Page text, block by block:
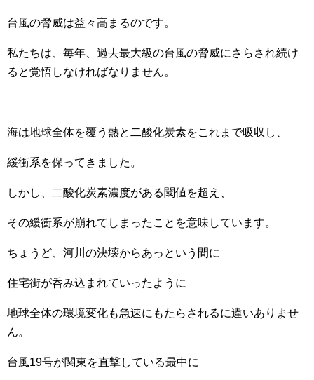
台風の脅威は益々高まるのです。
私たちは、毎年、過去最大級の台風の脅威にさらされ続け
ると覚悟しなければなりません。
海は地球全体を覆う熱と二酸化炭素をこれまで吸収し、
緩衝系を保ってきました。
しかし、二酸化炭素濃度がある閾値を超え、
その緩衝系が崩れてしまったことを意味しています。
ちょうど、河川の決壊からあっという間に
住宅街が呑み込まれていったように
地球全体の環境変化も急速にもたらされるに違いありませ
ん。
台風19号が関東を直撃している最中に